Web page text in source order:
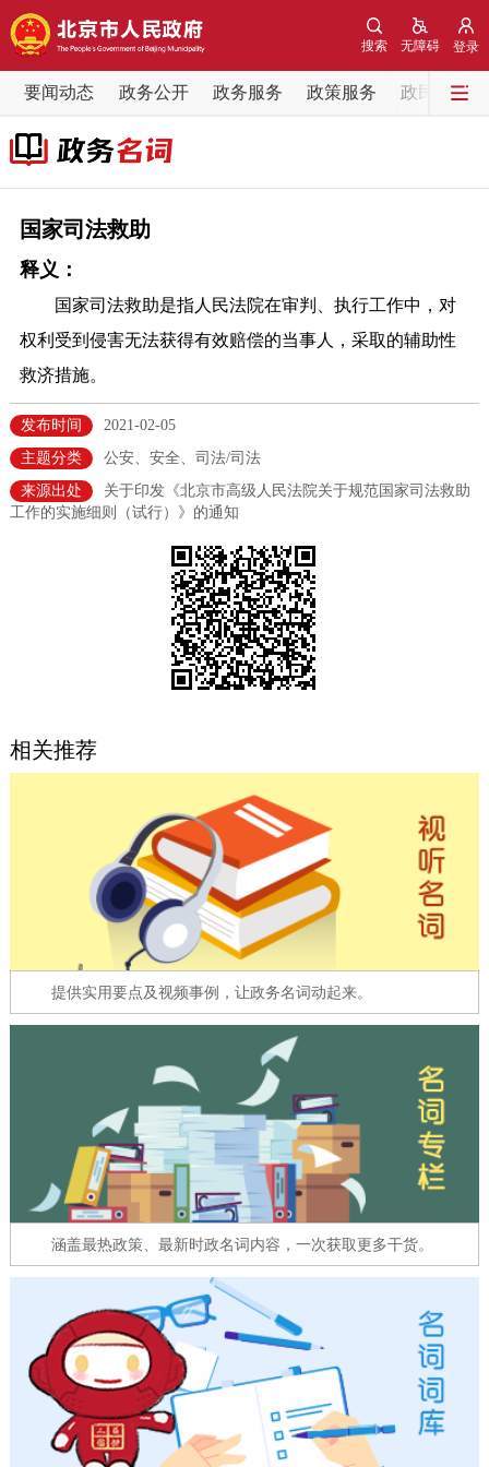
登录
无障碍
搜索
要闻动态 政务公开 政务服务 政策服务 政民互动
要闻动态
党中央精神
各区热点
政务公开
市领导
政策兑现 政策解读
决策公开 专题公开
法人服务
利企服务
中介服务
12345网上接诉即办 我要咨询 我要建议
在线访谈 图说互动
走进北京
十六区概览
绿色北京 图说北京 视频北京
多语种
ENGLISH 한국어 日本語
FRANÇAIS
ESPAÑOL العربية PORTUGUÊS
ITALIANO
国家司法救助
释义：
国家司法救助是指人民法院在审判、执行工作中，对
权利受到侵害无法获得有效赔偿的当事人，采取的辅助性
救济措施。
发布时间
2021-02-05
主题分类
公安、安全、司法/司法
来源出处
关于印发《北京市高级人民法院关于规范国家司法救助
工作的实施细则（试行）》的通知
相关推荐
提供实用要点及视频事例，让政务名词动起来。
涵盖最热政策、最新时政名词内容，一次获取更多干货。